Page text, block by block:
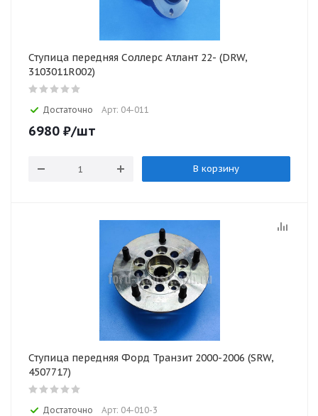
Ступица передняя Соллерс Атлант 22- (DRW,
3103011R002)
Достаточно Арт: 04-011
6980 ₽/шт
В корзину
Ступица передняя Форд Транзит 2000-2006 (SRW,
4507717)
Достаточно Арт: 04-010-3